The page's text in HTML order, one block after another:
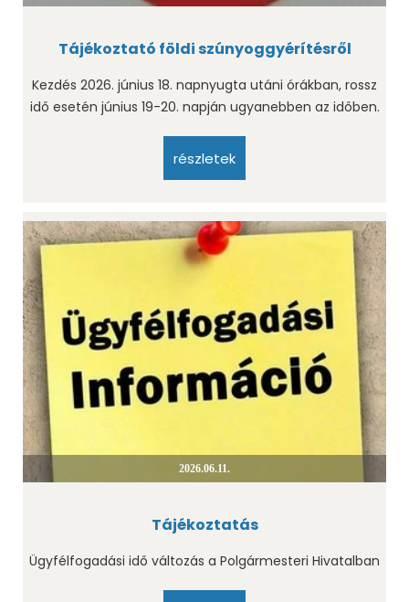
Tájékoztató földi szúnyoggyérítésről
Kezdés 2026. június 18. napnyugta utáni órákban, rossz
idő esetén június 19-20. napján ugyanebben az időben.
részletek
2026.06.11.
Tájékoztatás
Ügyfélfogadási idő változás a Polgármesteri Hivatalban